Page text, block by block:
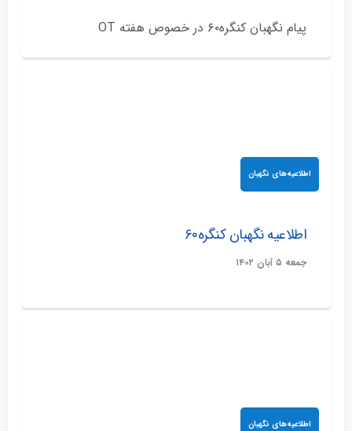
پیام نگهبان کنگره۶۰ در خصوص هفته OT
اطلاعیه‌های نگهبان
اطلاعیه نگهبان کنگره۶۰
جمعه ۵ آبان ۱۴۰۲
اطلاعیه‌های نگهبان